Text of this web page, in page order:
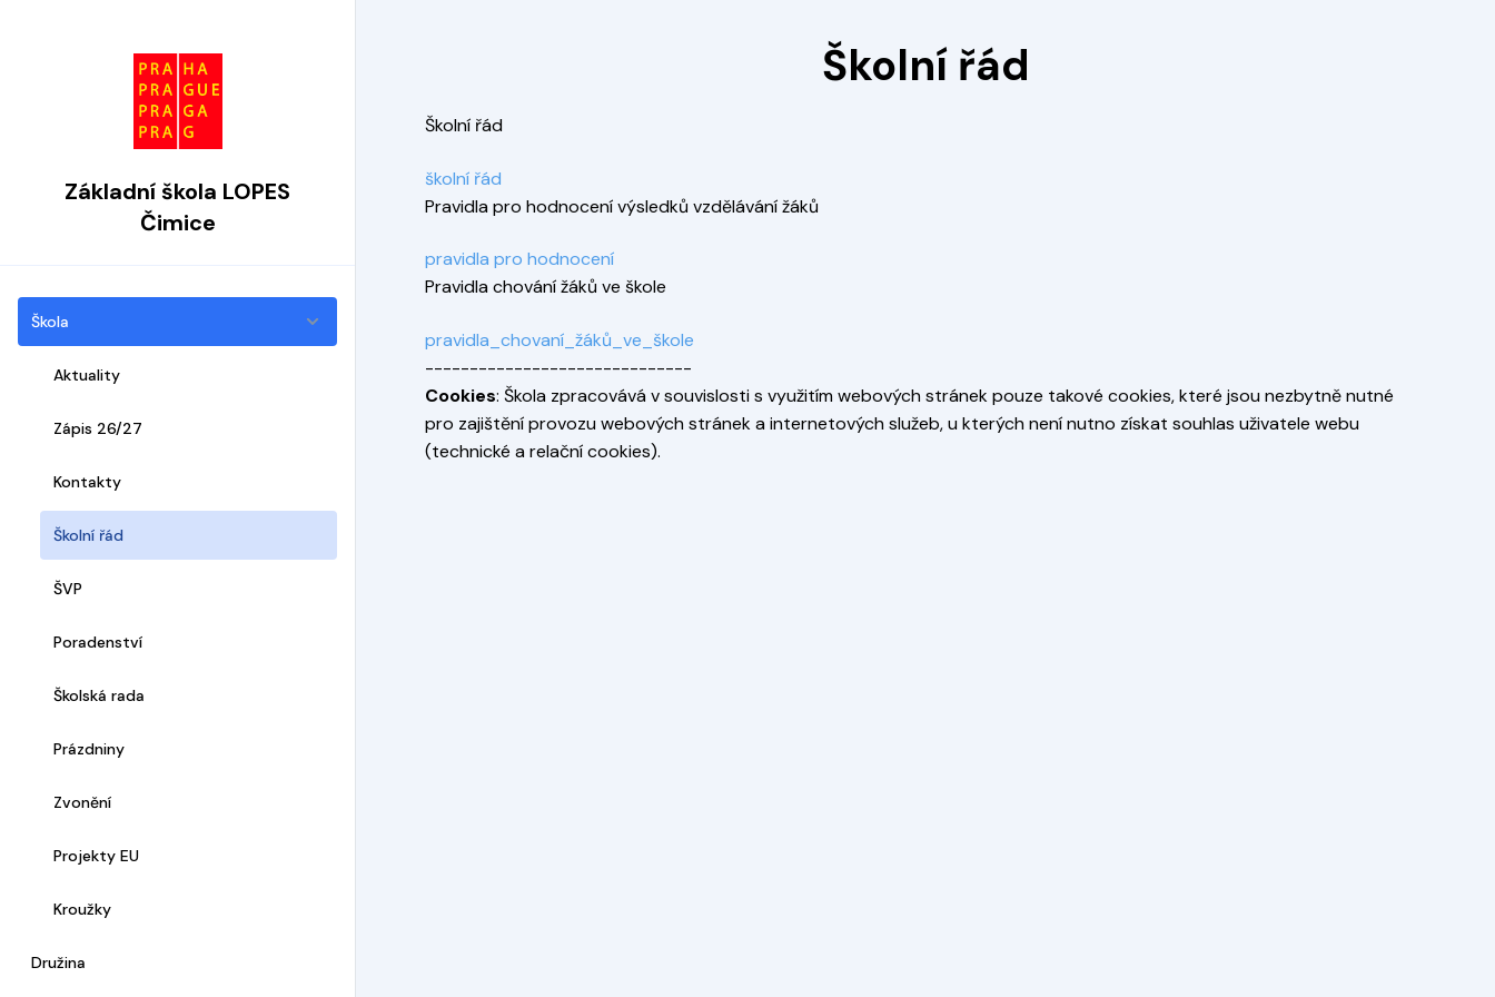
Základní škola LOPES
Čimice
Škola
Aktuality
Zápis 26/27
Kontakty
Školní řád
ŠVP
Poradenství
Školská rada
Prázdniny
Zvonění
Projekty EU
Kroužky
Družina
Školní řád
Školní řád
školní řád
Pravidla pro hodnocení výsledků vzdělávání žáků
pravidla pro hodnocení
Pravidla chování žáků ve škole
pravidla_chovaní_žáků_ve_škole
------------------------------
Cookies: Škola zpracovává v souvislosti s využitím webových stránek pouze takové cookies, které jsou nezbytně nutné
pro zajištění provozu webových stránek a internetových služeb, u kterých není nutno získat souhlas uživatele webu
(technické a relační cookies).